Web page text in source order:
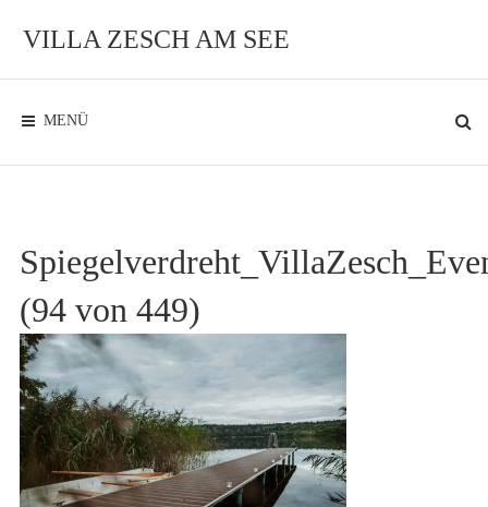
InhaltVILLA ZESCH AM SEE
Ambiente
See MENÜ
(94 von 449)